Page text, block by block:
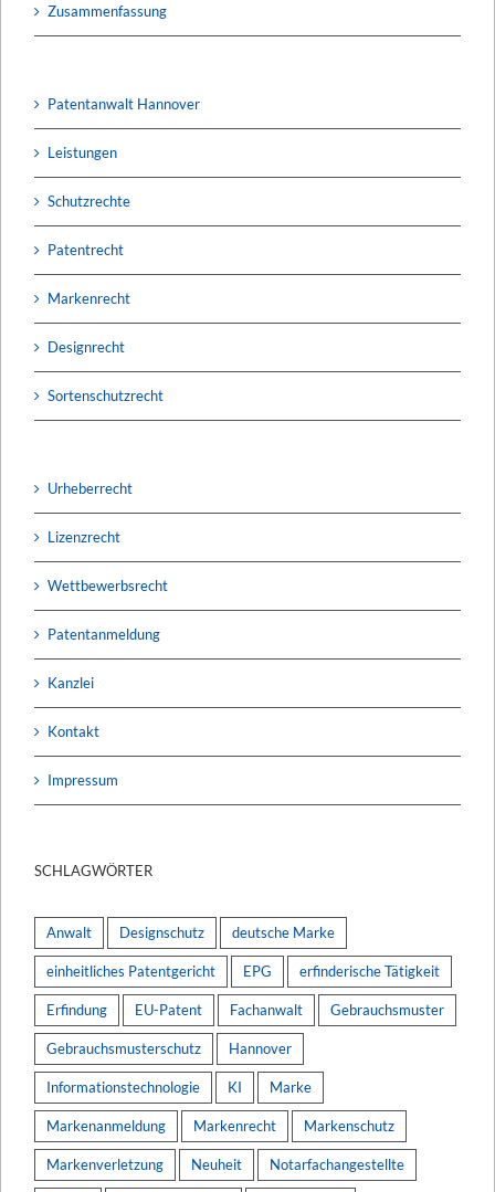
Zusammenfassung
Patentanwalt Hannover
Leistungen
Schutzrechte
Patentrecht
Markenrecht
Designrecht
Sortenschutzrecht
Urheberrecht
Lizenzrecht
Wettbewerbsrecht
Patentanmeldung
Kanzlei
Kontakt
Impressum
SCHLAGWÖRTER
Anwalt Designschutz deutsche Marke
einheitliches Patentgericht EPG erfinderische Tätigkeit
Erfindung EU-Patent Fachanwalt Gebrauchsmuster
Gebrauchsmusterschutz Hannover
Informationstechnologie KI Marke
Markenanmeldung Markenrecht Markenschutz
Markenverletzung Neuheit Notarfachangestellte